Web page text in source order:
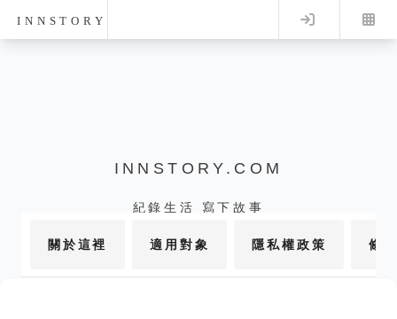
INNSTORY Log in
INNSTORY.COM
紀錄生活 寫下故事
關於這裡 適用對象 隱私權政策 條